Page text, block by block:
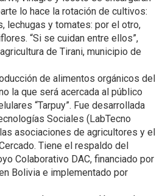
lo hace la rotación de cultivos:
lechugas y tomates: por el otro,
“Si se cuidan entre ellos”,
de Tirani, municipio de
de alimentos orgánicos del
la que será acercada al público
“Tarpuy”. Fue desarrollada
Sociales (LabTecno
asociaciones de agricultores y el
Tiene el respaldo del
Colaborativo DAC, financiado por
Bolivia e implementado por